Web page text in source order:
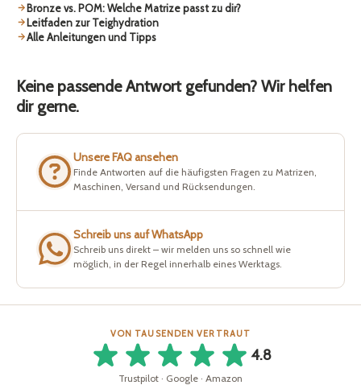
Bronze vs. POM: Welche Matrize passt zu dir?
Leitfaden zur Teighydration
Alle Anleitungen und Tipps
Keine passende Antwort gefunden? Wir helfen
dir gerne.
Unsere FAQ ansehen
Finde Antworten auf die häufigsten Fragen zu Matrizen,
Maschinen, Versand und Rücksendungen.
Schreib uns auf WhatsApp
Schreib uns direkt – wir melden uns so schnell wie
möglich, in der Regel innerhalb eines Werktags.
VON TAUSENDEN VERTRAUT
4.8
Trustpilot · Google · Amazon